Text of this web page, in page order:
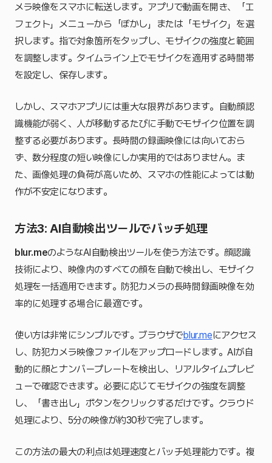
メラ映像をスマホに転送します。アプリで動画を開き、「エ
フェクト」メニューから「ぼかし」または「モザイク」を選
択します。指で対象箇所をタップし、モザイクの強度と範囲
を調整します。タイムライン上でモザイクを適用する時間帯
を設定し、保存します。
しかし、スマホアプリには重大な限界があります。自動顔認
識機能が弱く、人が移動するたびに手動でモザイク位置を調
整する必要があります。長時間の録画映像には向いておら
ず、数分程度の短い映像にしか実用的ではありません。ま
た、画像処理の負荷が高いため、スマホの性能によっては動
作が不安定になります。
方法3: AI自動検出ツールでバッチ処理
blur.meのようなAI自動検出ツールを使う方法です。顔認識
技術により、映像内のすべての顔を自動で検出し、モザイク
処理を一括適用できます。防犯カメラの長時間録画映像を効
率的に処理する場合に最適です。
使い方は非常にシンプルです。ブラウザでblur.meにアクセス
し、防犯カメラ映像ファイルをアップロードします。AIが自
動的に顔とナンバープレートを検出し、リアルタイムプレビ
ューで確認できます。必要に応じてモザイクの強度を調整
し、「書き出し」ボタンをクリックするだけです。クラウド
処理により、5分の映像が約30秒で完了します。
この方法の最大の利点は処理速度とバッチ処理能力です。複